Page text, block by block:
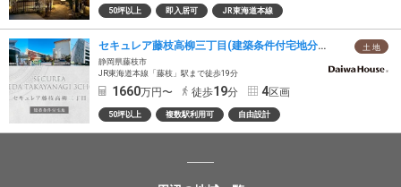
50坪以上 即入居可 JR東海道本線
土 地
セキュレア藤枝高柳三丁目(建築条件付宅地分譲)
静岡県藤枝市
JR東海道本線「藤枝」駅まで徒歩19分
1660万円〜 徒歩19分 4区画
50坪以上 複数駅利用可 自由設計